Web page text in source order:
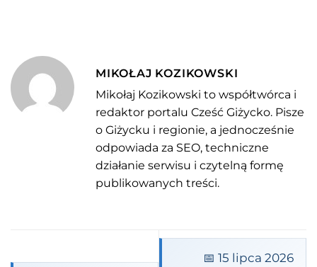
MIKOŁAJ KOZIKOWSKI
Mikołaj Kozikowski to współtwórca i
redaktor portalu Cześć Giżycko. Pisze
o Giżycku i regionie, a jednocześnie
odpowiada za SEO, techniczne
działanie serwisu i czytelną formę
publikowanych treści.
📅 15 lipca 2026